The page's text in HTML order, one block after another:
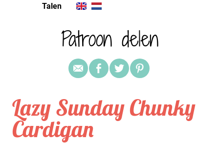
Talen
Patroon delen
Lazy Sunday Chunky
Cardigan